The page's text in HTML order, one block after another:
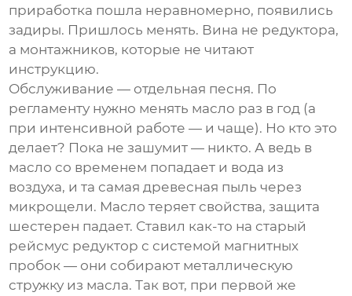
приработка пошла неравномерно, появились
задиры. Пришлось менять. Вина не редуктора,
а монтажников, которые не читают
инструкцию.
Обслуживание — отдельная песня. По
регламенту нужно менять масло раз в год (а
при интенсивной работе — и чаще). Но кто это
делает? Пока не зашумит — никто. А ведь в
масло со временем попадает и вода из
воздуха, и та самая древесная пыль через
микрощели. Масло теряет свойства, защита
шестерен падает. Ставил как-то на старый
рейсмус редуктор с системой магнитных
пробок — они собирают металлическую
стружку из масла. Так вот, при первой же